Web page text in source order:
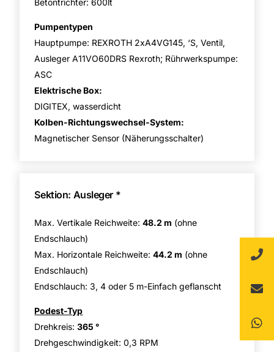
Betontrichter: 600lt
Pumpentypen
Hauptpumpe: REXROTH 2xA4VG145, ‘S, Ventil,
Ausleger A11VO60DRS Rexroth; Rührwerkspumpe:
ASC
Elektrische Box:
DIGITEX, wasserdicht
Kolben-Richtungswechsel-System:
Magnetischer Sensor (Näherungsschalter)
Sektion: Ausleger *
Max. Vertikale Reichweite:48.2 m (ohne
Endschlauch)
Max. Horizontale Reichweite:44.2 m (ohne
Endschlauch)
Endschlauch: 3, 4 oder 5 m-Einfach geflanscht
Podest-Typ
Drehkreis:365 °
Drehgeschwindigkeit: 0,3 RPM